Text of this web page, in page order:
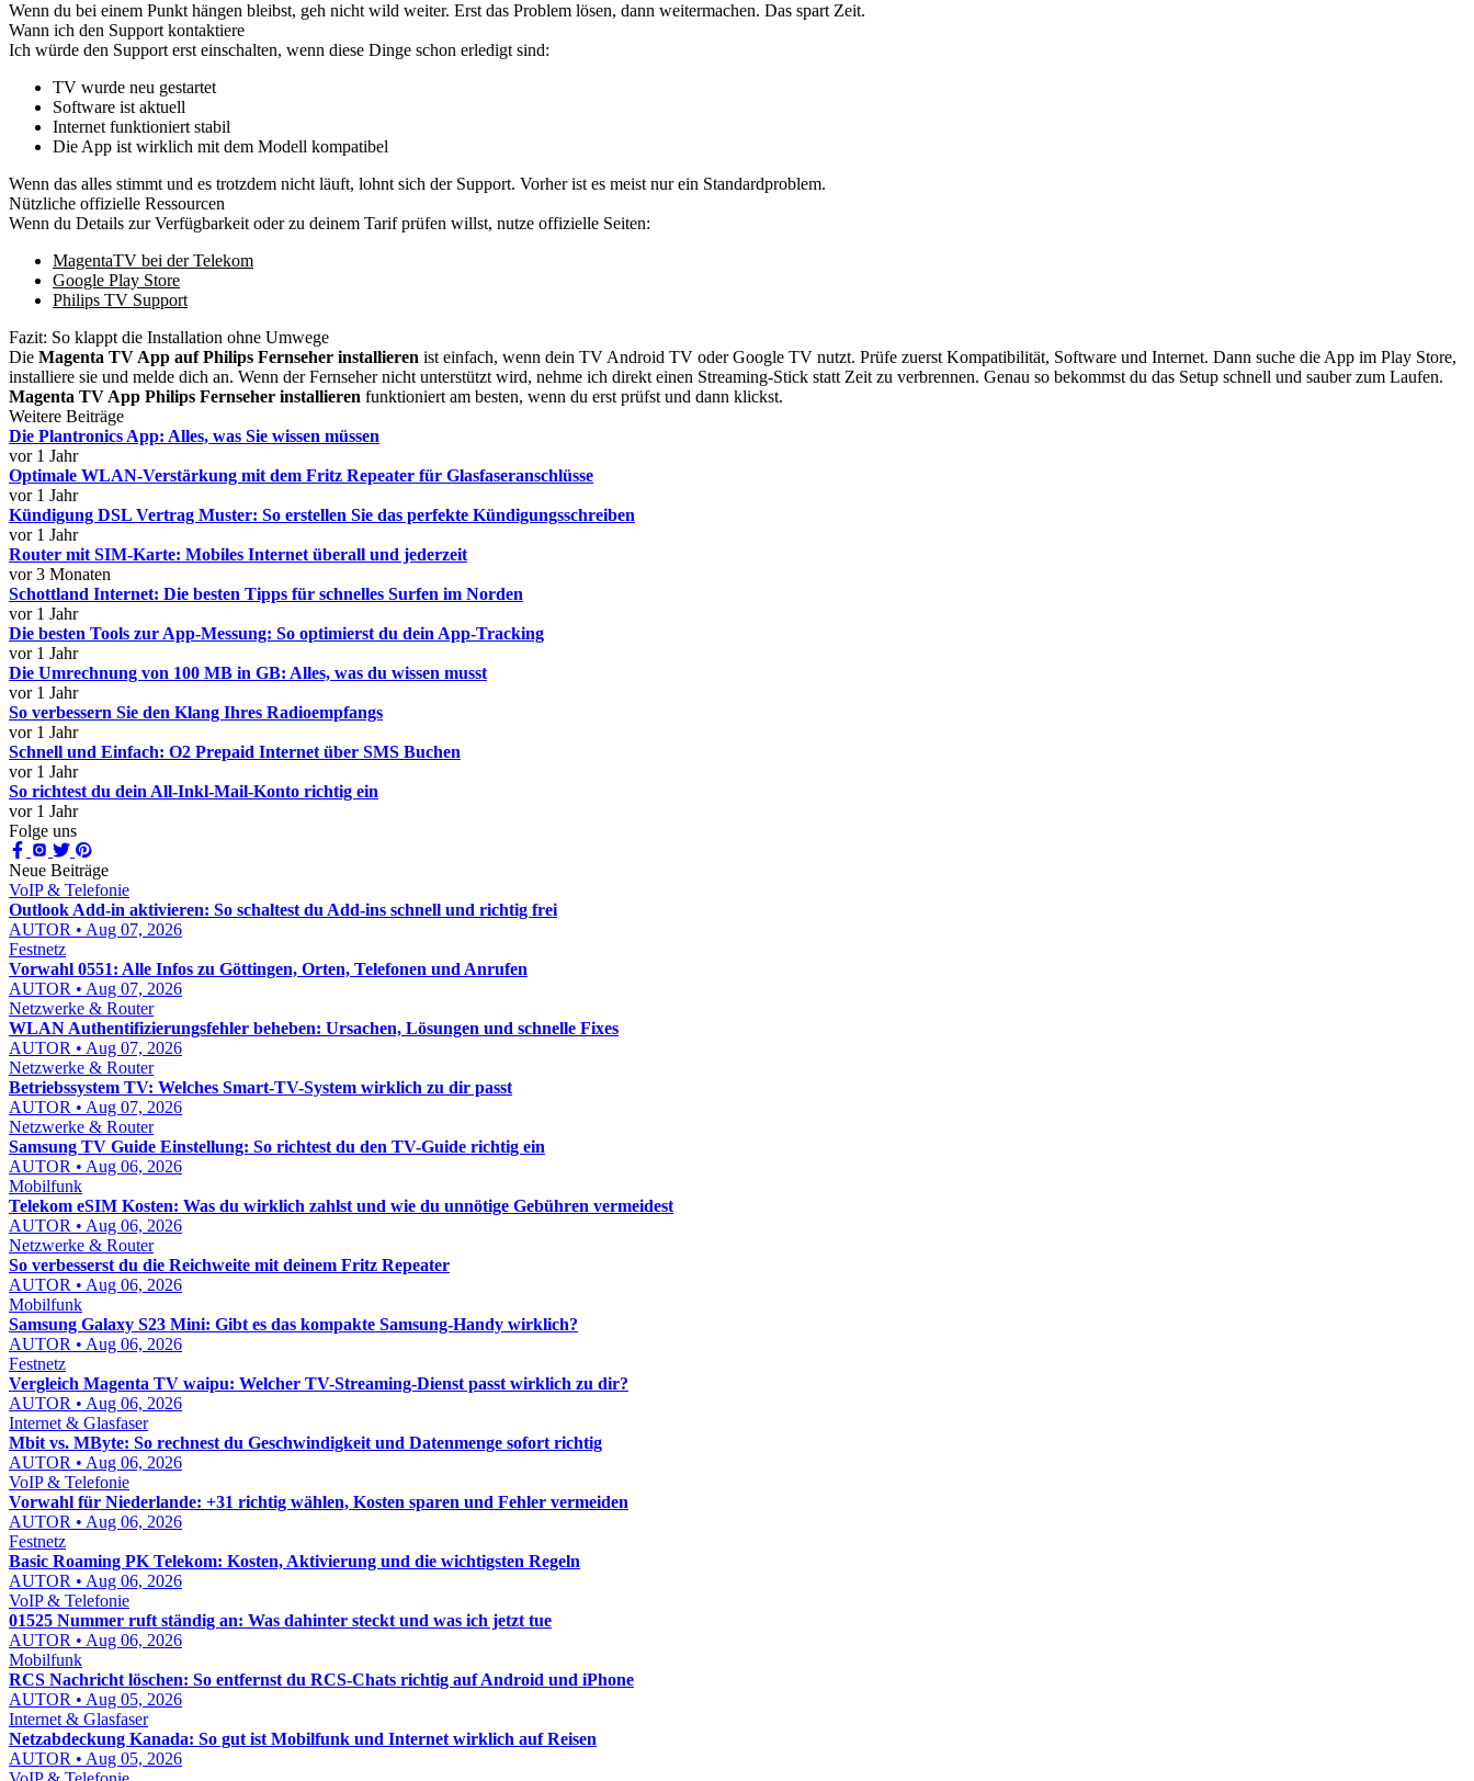
Wenn du bei einem Punkt hängen bleibst, geh nicht wild weiter. Erst das Problem lösen, dann weitermachen. Das spart Zeit.
Wann ich den Support kontaktiere
Ich würde den Support erst einschalten, wenn diese Dinge schon erledigt sind:
TV wurde neu gestartet
Software ist aktuell
Internet funktioniert stabil
Die App ist wirklich mit dem Modell kompatibel
Wenn das alles stimmt und es trotzdem nicht läuft, lohnt sich der Support. Vorher ist es meist nur ein Standardproblem.
Nützliche offizielle Ressourcen
Wenn du Details zur Verfügbarkeit oder zu deinem Tarif prüfen willst, nutze offizielle Seiten:
MagentaTV bei der Telekom
Google Play Store
Philips TV Support
Fazit: So klappt die Installation ohne Umwege
Die Magenta TV App auf Philips Fernseher installieren ist einfach, wenn dein TV Android TV oder Google TV nutzt. Prüfe zuerst Kompatibilität, Software und Internet. Dann suche die App im Play Store,
installiere sie und melde dich an. Wenn der Fernseher nicht unterstützt wird, nehme ich direkt einen Streaming-Stick statt Zeit zu verbrennen. Genau so bekommst du das Setup schnell und sauber zum Laufen.
Magenta TV App Philips Fernseher installieren funktioniert am besten, wenn du erst prüfst und dann klickst.
Weitere Beiträge
Die Plantronics App: Alles, was Sie wissen müssen
vor 1 Jahr
Optimale WLAN-Verstärkung mit dem Fritz Repeater für Glasfaseranschlüsse
vor 1 Jahr
Kündigung DSL Vertrag Muster: So erstellen Sie das perfekte Kündigungsschreiben
vor 1 Jahr
Router mit SIM-Karte: Mobiles Internet überall und jederzeit
vor 3 Monaten
Schottland Internet: Die besten Tipps für schnelles Surfen im Norden
vor 1 Jahr
Die besten Tools zur App-Messung: So optimierst du dein App-Tracking
vor 1 Jahr
Die Umrechnung von 100 MB in GB: Alles, was du wissen musst
vor 1 Jahr
So verbessern Sie den Klang Ihres Radioempfangs
vor 1 Jahr
Schnell und Einfach: O2 Prepaid Internet über SMS Buchen
vor 1 Jahr
So richtest du dein All-Inkl-Mail-Konto richtig ein
vor 1 Jahr
Folge uns
Neue Beiträge
VoIP & Telefonie
Outlook Add-in aktivieren: So schaltest du Add-ins schnell und richtig frei
AUTOR • Aug 07, 2026
Festnetz
Vorwahl 0551: Alle Infos zu Göttingen, Orten, Telefonen und Anrufen
AUTOR • Aug 07, 2026
Netzwerke & Router
WLAN Authentifizierungsfehler beheben: Ursachen, Lösungen und schnelle Fixes
AUTOR • Aug 07, 2026
Netzwerke & Router
Betriebssystem TV: Welches Smart-TV-System wirklich zu dir passt
AUTOR • Aug 07, 2026
Netzwerke & Router
Samsung TV Guide Einstellung: So richtest du den TV-Guide richtig ein
AUTOR • Aug 06, 2026
Mobilfunk
Telekom eSIM Kosten: Was du wirklich zahlst und wie du unnötige Gebühren vermeidest
AUTOR • Aug 06, 2026
Netzwerke & Router
So verbesserst du die Reichweite mit deinem Fritz Repeater
AUTOR • Aug 06, 2026
Mobilfunk
Samsung Galaxy S23 Mini: Gibt es das kompakte Samsung-Handy wirklich?
AUTOR • Aug 06, 2026
Festnetz
Vergleich Magenta TV waipu: Welcher TV-Streaming-Dienst passt wirklich zu dir?
AUTOR • Aug 06, 2026
Internet & Glasfaser
Mbit vs. MByte: So rechnest du Geschwindigkeit und Datenmenge sofort richtig
AUTOR • Aug 06, 2026
VoIP & Telefonie
Vorwahl für Niederlande: +31 richtig wählen, Kosten sparen und Fehler vermeiden
AUTOR • Aug 06, 2026
Festnetz
Basic Roaming PK Telekom: Kosten, Aktivierung und die wichtigsten Regeln
AUTOR • Aug 06, 2026
VoIP & Telefonie
01525 Nummer ruft ständig an: Was dahinter steckt und was ich jetzt tue
AUTOR • Aug 06, 2026
Mobilfunk
RCS Nachricht löschen: So entfernst du RCS-Chats richtig auf Android und iPhone
AUTOR • Aug 05, 2026
Internet & Glasfaser
Netzabdeckung Kanada: So gut ist Mobilfunk und Internet wirklich auf Reisen
AUTOR • Aug 05, 2026